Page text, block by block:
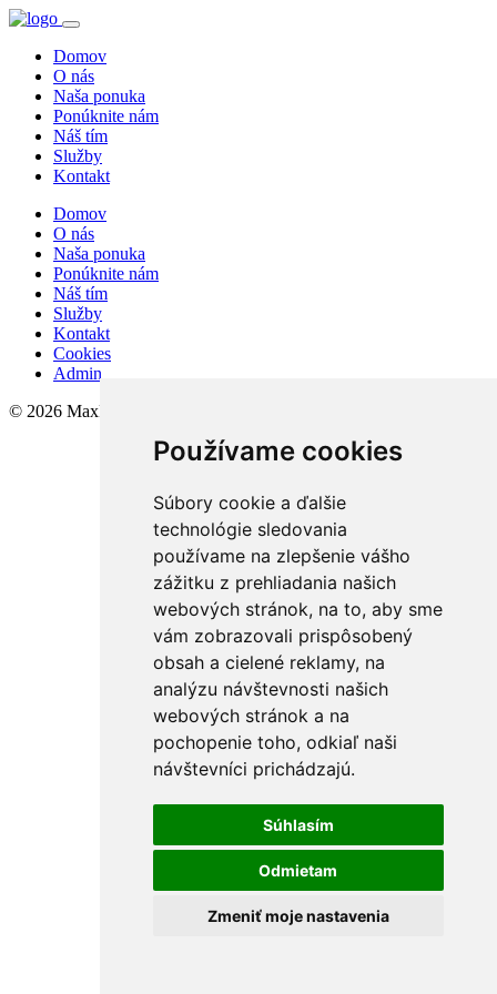
Používame cookies
Súbory cookie a ďalšie
technológie sledovania
používame na zlepšenie vášho
zážitku z prehliadania našich
webových stránok, na to, aby sme
vám zobrazovali prispôsobený
obsah a cielené reklamy, na
analýzu návštevnosti našich
webových stránok a na
pochopenie toho, odkiaľ naši
návštevníci prichádzajú.
Súhlasím
Odmietam
Zmeniť moje nastavenia
Domov
O nás
Naša ponuka
Ponúknite nám
Náš tím
Služby
Kontakt
Domov
O nás
Naša ponuka
Ponúknite nám
Náš tím
Služby
Kontakt
Cookies
Admin
© 2026 MaxReal